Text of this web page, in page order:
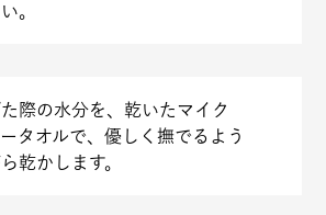
。
際の水分を、乾いたマイク
タオルで、優しく撫でるよう
乾かします。